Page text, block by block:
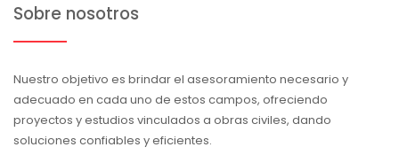
Sobre nosotros
Nuestro objetivo es brindar el asesoramiento necesario y
adecuado en cada uno de estos campos, ofreciendo
proyectos y estudios vinculados a obras civiles, dando
soluciones confiables y eficientes.